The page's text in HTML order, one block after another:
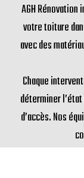
AGH
votre toiture
avec des
Chaque
déterminer
d’accès. Nos